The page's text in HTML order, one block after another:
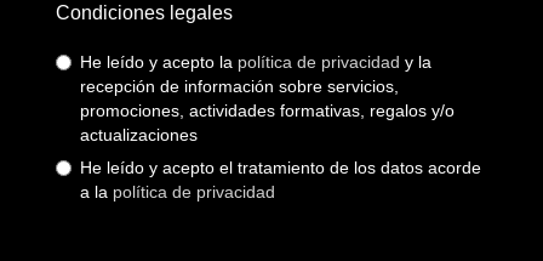
Condiciones legales
He leído y acepto la política de privacidad y la
recepción de información sobre servicios,
promociones, actividades formativas, regalos y/o
actualizaciones
He leído y acepto el tratamiento de los datos acorde
a la política de privacidad